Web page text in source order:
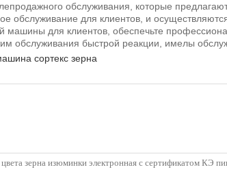
обслуживания, которые
обслуживание для клиентов, и
для клиентов, обеспечьте
обслуживания быстрой реакции, имелы
сортекс зерна